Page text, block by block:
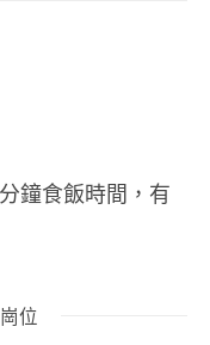
鐘食飯時間，有
- 有責任感及細
位